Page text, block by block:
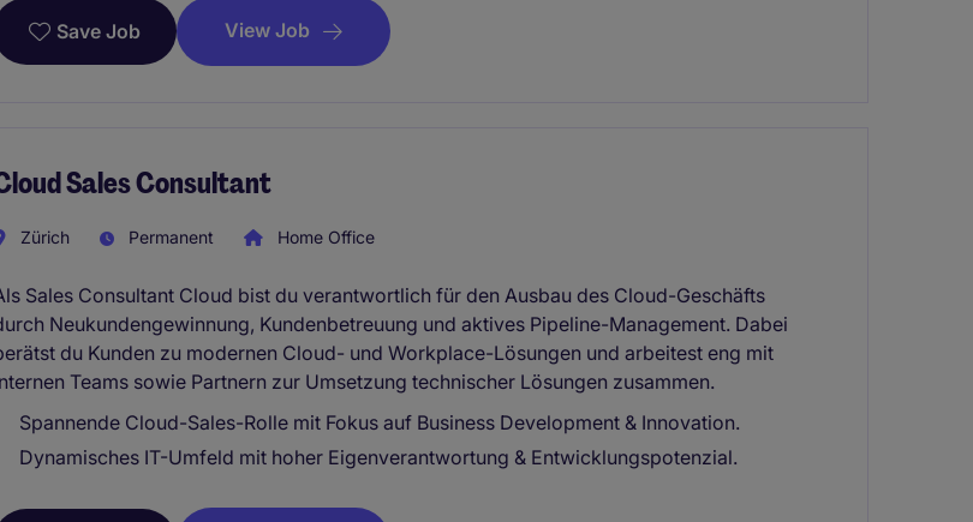
Save Job View Job
Sales Consultant
Zürich Permanent Home Office
Sales Consultant Cloud bist du verantwortlich für den Ausbau des Cloud-Geschäfts
Neukundengewinnung, Kundenbetreuung und aktives Pipeline-Management. Dabei
du Kunden zu modernen Cloud- und Workplace-Lösungen und arbeitest eng mit
Teams sowie Partnern zur Umsetzung technischer Lösungen zusammen.
Spannende Cloud-Sales-Rolle mit Fokus auf Business Development & Innovation.
Dynamisches IT-Umfeld mit hoher Eigenverantwortung & Entwicklungspotenzial.